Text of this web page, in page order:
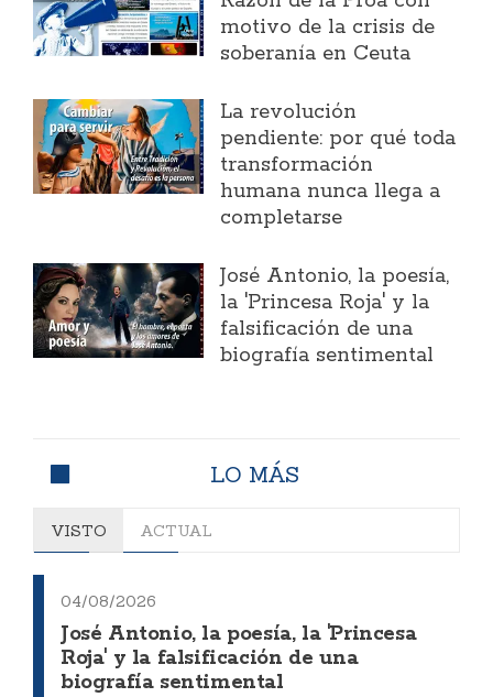
motivo de la crisis de
soberanía en Ceuta
La revolución
pendiente: por qué toda
transformación
humana nunca llega a
completarse
José Antonio, la poesía,
la 'Princesa Roja' y la
falsificación de una
biografía sentimental
LO MÁS
VISTO ACTUAL
04/08/2026
José Antonio, la poesía, la 'Princesa
Roja' y la falsificación de una
biografía sentimental